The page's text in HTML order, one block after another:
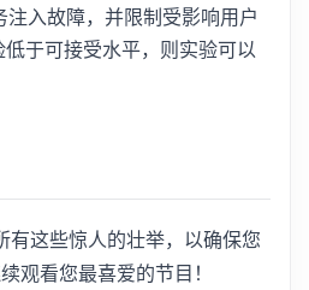
入故障，并限制受影响用户
于可接受水平，则实验可以
这些惊人的壮举，以确保您
观看您最喜爱的节目！